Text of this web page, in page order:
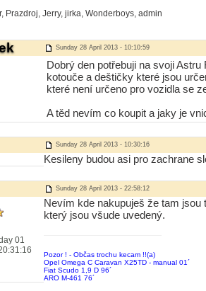
Prazdroj, Jerry, jirka, Wonderboys, admin
Sunday 28 April 2013 - 10:10:59
Dobrý den potřebuji na svoji
kotouče a deštičky které jsou
které není určeno pro vozidla se
A těd nevím co koupit a jaky je
Sunday 28 April 2013 - 10:30:16
Kesileny budou asi pro zachrane
Sunday 28 April 2013 - 22:58:12
01
Nevím kde nakupuješ že tam
který jsou všude uvedený.
Pozor ! - Občas trochu kecam !!(a)
Opel Omega C Caravan X25TD - manual 01´
Fiat Scudo 1,9 D 96´
ARO M-461 76´